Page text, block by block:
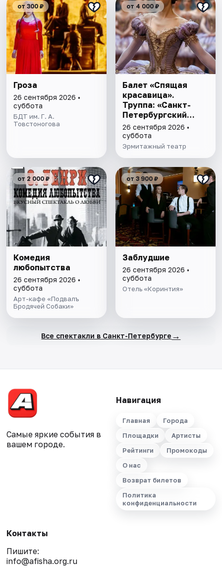
от 300 ₽
Гроза
26 сентября 2026 •
суббота
БДТ им. Г. А.
Товстоногова
от 4 000 ₽
Балет «Спящая
красавица».
Труппа: «Санкт-
Петербургский
балет»
26 сентября 2026 •
суббота
Эрмитажный театр
от 2 000 ₽
Комедия
любопытства
26 сентября 2026 •
суббота
Арт-кафе «Подвалъ
Бродячей Собаки»
от 3 900 ₽
Заблудшие
26 сентября 2026 •
суббота
Отель «Коринтия»
Все спектакли в Санкт-Петербурге →
Самые яркие события в
вашем городе.
Навигация
Главная
Города
Площадки
Артисты
Рейтинги
Промокоды
О нас
Возврат билетов
Политика
конфиденциальности
Контакты
Пишите:
info@afisha.org.ru